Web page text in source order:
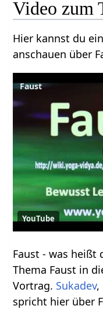
Hier kannst du
Faust
YouTube
Faust‏‎ - was heißt das? Einige Informationen zum
Thema Faust‏‎ in diesem kurzen Improvisations-
Vortrag. Sukadev,